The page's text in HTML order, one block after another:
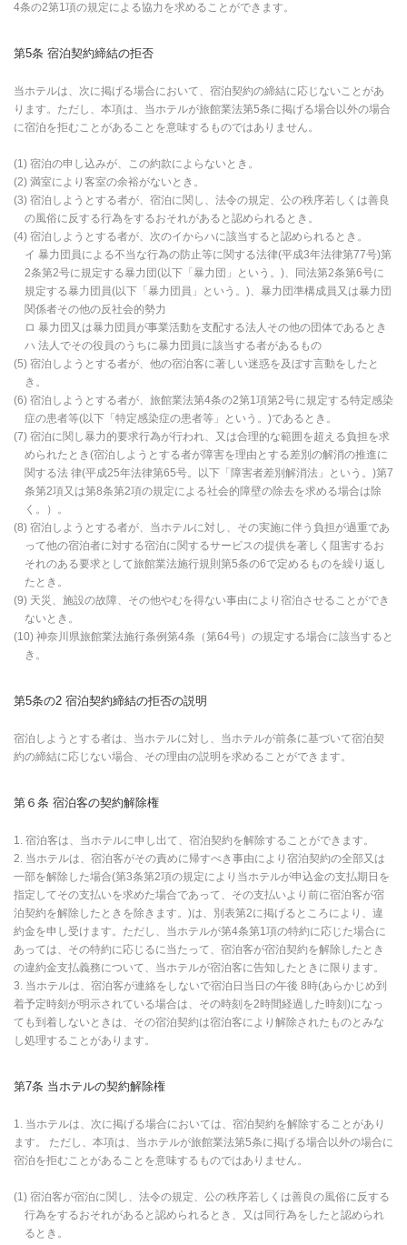
4条の2第1項の規定による協力を求めることができます。
第5条 宿泊契約締結の拒否
当ホテルは、次に掲げる場合において、宿泊契約の締結に応じないことがあ
ります。ただし、本項は、当ホテルが旅館業法第5条に掲げる場合以外の場合
に宿泊を拒むことがあることを意味するものではありません。
(1) 宿泊の申し込みが、この約款によらないとき。
(2) 満室により客室の余裕がないとき。
(3) 宿泊しようとする者が、宿泊に関し、法令の規定、公の秩序若しくは善良
の風俗に反する行為をするおそれがあると認められるとき。
(4) 宿泊しようとする者が、次のイからハに該当すると認められるとき。
イ 暴力団員による不当な行為の防止等に関する法律(平成3年法律第77号)第
2条第2号に規定する暴力団(以下「暴力団」という。)、同法第2条第6号に
規定する暴力団員(以下「暴力団員」という。)、暴力団準構成員又は暴力団
関係者その他の反社会的勢力
ロ 暴力団又は暴力団員が事業活動を支配する法人その他の団体であるとき
ハ 法人でその役員のうちに暴力団員に該当する者があるもの
(5) 宿泊しようとする者が、他の宿泊客に著しい迷惑を及ぼす言動をしたと
き。
(6) 宿泊しようとする者が、旅館業法第4条の2第1項第2号に規定する特定感染
症の患者等(以下「特定感染症の患者等」という。)であるとき。
(7) 宿泊に関し暴力的要求行為が行われ、又は合理的な範囲を超える負担を求
められたとき(宿泊しようとする者が障害を理由とする差別の解消の推進に
関する法 律(平成25年法律第65号。以下「障害者差別解消法」という。)第7
条第2項又は第8条第2項の規定による社会的障壁の除去を求める場合は除
く。）。
(8) 宿泊しようとする者が、当ホテルに対し、その実施に伴う負担が過重であ
って他の宿泊者に対する宿泊に関するサービスの提供を著しく阻害するお
それのある要求として旅館業法施行規則第5条の6で定めるものを繰り返し
たとき。
(9) 天災、施設の故障、その他やむを得ない事由により宿泊させることができ
ないとき。
(10) 神奈川県旅館業法施行条例第4条（第64号）の規定する場合に該当すると
き。
第5条の2 宿泊契約締結の拒否の説明
宿泊しようとする者は、当ホテルに対し、当ホテルが前条に基づいて宿泊契
約の締結に応じない場合、その理由の説明を求めることができます。
第６条 宿泊客の契約解除権
1. 宿泊客は、当ホテルに申し出て、宿泊契約を解除することができます。
2. 当ホテルは、宿泊客がその責めに帰すべき事由により宿泊契約の全部又は
一部を解除した場合(第3条第2項の規定により当ホテルが申込金の支払期日を
指定してその支払いを求めた場合であって、その支払いより前に宿泊客が宿
泊契約を解除したときを除きます。)は、別表第2に掲げるところにより、違
約金を申し受けます。ただし、当ホテルが第4条第1項の特約に応じた場合に
あっては、その特約に応じるに当たって、宿泊客が宿泊契約を解除したとき
の違約金支払義務について、当ホテルが宿泊客に告知したときに限ります。
3. 当ホテルは、宿泊客が連絡をしないで宿泊日当日の午後 8時(あらかじめ到
着予定時刻が明示されている場合は、その時刻を2時間経過した時刻)になっ
ても到着しないときは、その宿泊契約は宿泊客により解除されたものとみな
し処理することがあります。
第7条 当ホテルの契約解除権
1. 当ホテルは、次に掲げる場合においては、宿泊契約を解除することがあり
ます。 ただし、本項は、当ホテルが旅館業法第5条に掲げる場合以外の場合に
宿泊を拒むことがあることを意味するものではありません。
(1) 宿泊客が宿泊に関し、法令の規定、公の秩序若しくは善良の風俗に反する
行為をするおそれがあると認められるとき、又は同行為をしたと認められ
るとき。